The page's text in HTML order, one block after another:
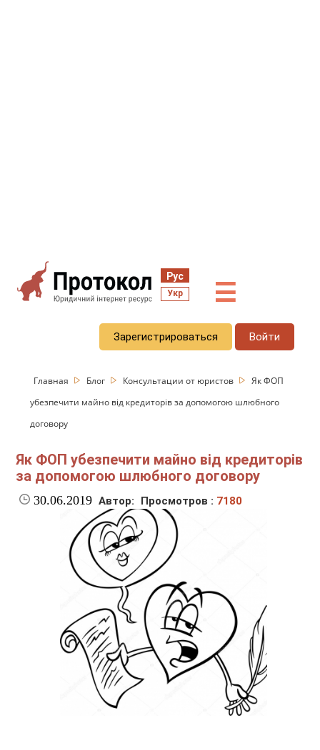
Рус
Укр ☰
Зарегистрироваться Войти
Главная Блог Консультации от юристов
Як ФОП
убезпечити майно від кредиторів за допомогою шлюбного
договору
Як ФОП убезпечити майно від кредиторів
за допомогою шлюбного договору
30.06.2019 Автор: Просмотров : 7180